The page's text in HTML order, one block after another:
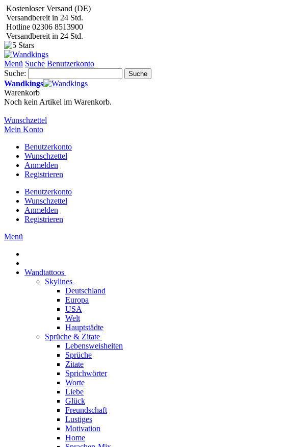
Kostenloser Versand (DE)
Versandbereit in 24 Std.
Hotline 02306 8513900
Versandbereit in 24 Std.
Menü Suche Benutzerkonto
Suche:
Suche
Wandkings
Warenkorb
Noch kein Artikel im Warenkorb.
Wunschzettel
Mein Konto
Benutzerkonto
Wunschzettel
Anmelden
Registrieren
Benutzerkonto
Wunschzettel
Anmelden
Registrieren
Menü
Wandtattoos
Skylines
Deutschland
Europa
USA
Welt
Hauptstädte
Sprüche & Zitate
Lebensweisheiten
Sprüche
Zitate
Sprichwörter
Worte
Liebe
Glück
Freundschaft
Lustiges
Motivation
Home